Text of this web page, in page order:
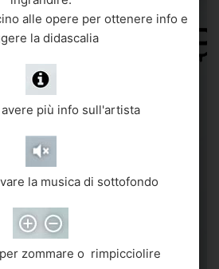
alle opere per ottenere info e
la didascalia
più info sull'artista
la musica di sottofondo
zommare o rimpicciolire